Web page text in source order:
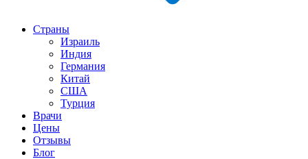
Страны
Израиль
Индия
Германия
Китай
США
Турция
Врачи
Цены
Отзывы
Блог